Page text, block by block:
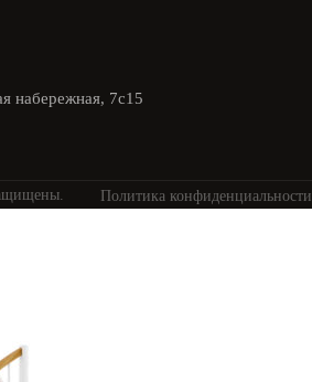
набережная, 7с15
Политика конфиденциальности